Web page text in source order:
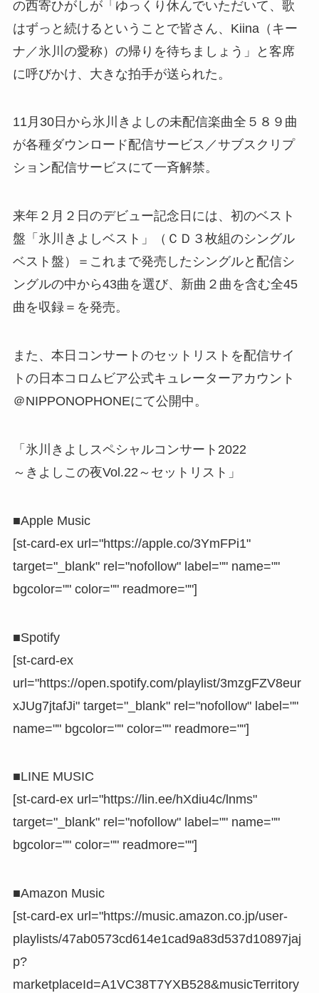
の西寄ひがしが「ゆっくり休んでいただいて、歌
はずっと続けるということで皆さん、Kiina（キー
ナ／氷川の愛称）の帰りを待ちましょう」と客席
に呼びかけ、大きな拍手が送られた。
11月30日から氷川きよしの未配信楽曲全５８９曲
が各種ダウンロード配信サービス／サブスクリプ
ション配信サービスにて一斉解禁。
来年２月２日のデビュー記念日には、初のベスト
盤「氷川きよしベスト」（ＣＤ３枚組のシングル
ベスト盤）＝これまで発売したシングルと配信シ
ングルの中から43曲を選び、新曲２曲を含む全45
曲を収録＝を発売。
また、本日コンサートのセットリストを配信サイ
トの日本コロムビア公式キュレーターアカウント
＠NIPPONOPHONEにて公開中。
「氷川きよしスペシャルコンサート2022
～きよしこの夜Vol.22～セットリスト」
■Apple Music
[st-card-ex url="https://apple.co/3YmFPi1"
target="_blank" rel="nofollow" label="" name=""
bgcolor="" color="" readmore=""]
■Spotify
[st-card-ex
url="https://open.spotify.com/playlist/3mzgFZV8eur
xJUg7jtafJi" target="_blank" rel="nofollow" label=""
name="" bgcolor="" color="" readmore=""]
■LINE MUSIC
[st-card-ex url="https://lin.ee/hXdiu4c/lnms"
target="_blank" rel="nofollow" label="" name=""
bgcolor="" color="" readmore=""]
■Amazon Music
[st-card-ex url="https://music.amazon.co.jp/user-
playlists/47ab0573cd614e1cad9a83d537d10897jaj
p?
marketplaceId=A1VC38T7YXB528&musicTerritory